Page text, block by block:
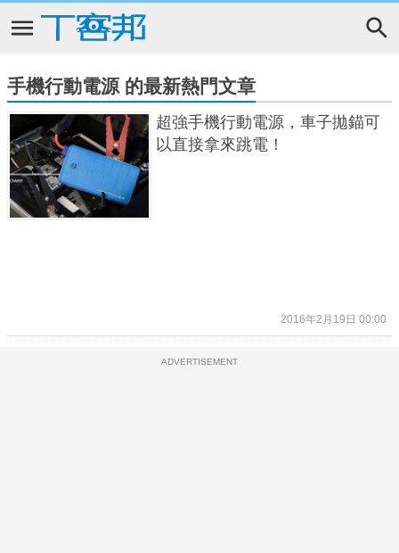
手機行動電源 的最新熱門文章
超強手機行動電源，車子拋錨可
以直接拿來跳電！
2016年2月19日 00:00
ADVERTISEMENT